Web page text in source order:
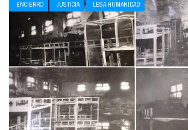
ENCIERRO JUSTICIA LESA HUMANIDAD